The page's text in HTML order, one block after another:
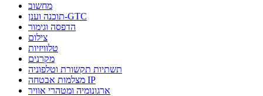
מחשוב
תוכנה וענן-GTC
הדפסה וגימור
צילום
טלוויזיות
מקרנים
תשתיות תקשורת וטלפוניה
מצלמות אבטחה IP
ארגונומיה ומטהרי אוויר